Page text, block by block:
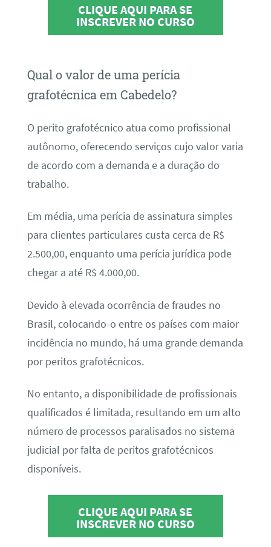
CLIQUE AQUI PARA SE
INSCREVER NO CURSO
Qual o valor de uma perícia
grafotécnica em Cabedelo?
O perito grafotécnico atua como profissional
autônomo, oferecendo serviços cujo valor varia
de acordo com a demanda e a duração do
trabalho.
Em média, uma perícia de assinatura simples
para clientes particulares custa cerca de R$
2.500,00, enquanto uma perícia jurídica pode
chegar a até R$ 4.000,00.
Devido à elevada ocorrência de fraudes no
Brasil, colocando-o entre os países com maior
incidência no mundo, há uma grande demanda
por peritos grafotécnicos.
No entanto, a disponibilidade de profissionais
qualificados é limitada, resultando em um alto
número de processos paralisados no sistema
judicial por falta de peritos grafotécnicos
disponíveis.
CLIQUE AQUI PARA SE
INSCREVER NO CURSO